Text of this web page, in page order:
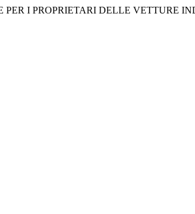
I PROPRIETARI DELLE VETTURE